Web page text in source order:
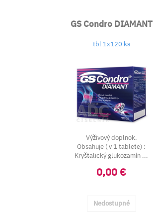
GS Condro DIAMANT
tbl 1x120 ks
Výživový doplnok.
Obsahuje ( v 1 tablete) :
Kryštalický glukozamín ...
0,00 €
Nedostupné